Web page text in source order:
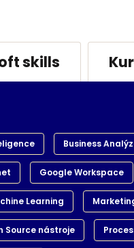
skills
Business
Google Workspace
Learning
Source nástroje